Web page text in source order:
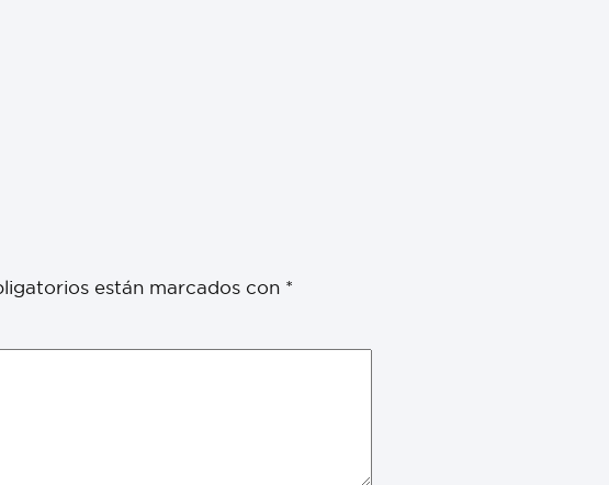
están marcados con *